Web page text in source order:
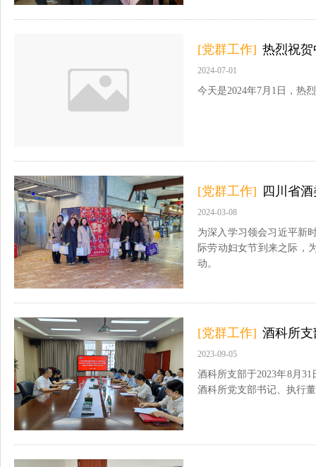
[党群工作] 热烈祝
2024-07-01
今天是2024年7月1日，热
[党群工作] 四川省
2024-03-08
为深入学习领会习近平新
际劳动妇女节到来之际，
动。
[党群工作] 酒科所
2023-09-05
酒科所支部于2023年8月
酒科所党支部书记、执行